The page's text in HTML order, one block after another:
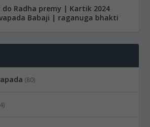
do Radha premy | Kartik 2024
Babaji | raganuga bhakti
(80)